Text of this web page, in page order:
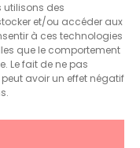
utilisons des
et/ou accéder aux
à ces technologies
que le comportement
Le fait de ne pas
avoir un effet négatif